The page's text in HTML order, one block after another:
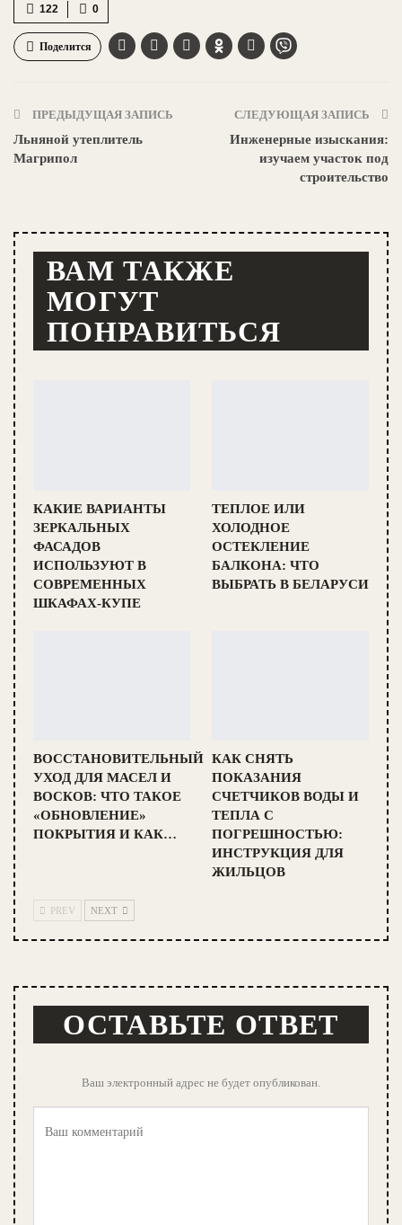
0
122
Поделится
ПРЕДЫДУЩАЯ ЗАПИСЬ
Льняной утеплитель
Магрипол
СЛЕДУЮЩАЯ ЗАПИСЬ
Инженерные изыскания:
изучаем участок под
строительство
ВАМ ТАКЖЕ
МОГУТ
ПОНРАВИТЬСЯ
КАКИЕ ВАРИАНТЫ
ЗЕРКАЛЬНЫХ
ФАСАДОВ
ИСПОЛЬЗУЮТ В
СОВРЕМЕННЫХ
ШКАФАХ-КУПЕ
ТЕПЛОЕ ИЛИ
ХОЛОДНОЕ
ОСТЕКЛЕНИЕ
БАЛКОНА: ЧТО
ВЫБРАТЬ В БЕЛАРУСИ
ВОССТАНОВИТЕЛЬНЫЙ
УХОД ДЛЯ МАСЕЛ И
ВОСКОВ: ЧТО ТАКОЕ
«ОБНОВЛЕНИЕ»
ПОКРЫТИЯ И КАК…
КАК СНЯТЬ
ПОКАЗАНИЯ
СЧЕТЧИКОВ ВОДЫ И
ТЕПЛА С
ПОГРЕШНОСТЬЮ:
ИНСТРУКЦИЯ ДЛЯ
ЖИЛЬЦОВ
PREV NEXT
ОСТАВЬТЕ ОТВЕТ
Ваш электронный адрес не будет опубликован.